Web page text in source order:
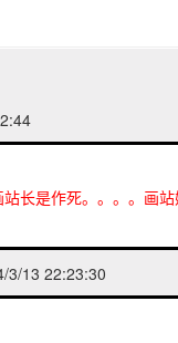
长是作死。。。。画
3/13 22:23:30